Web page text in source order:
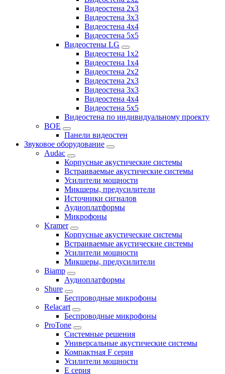
Видеостена 2х3
Видеостена 3x3
Видеостена 4x4
Видеостена 5x5
Видеостены LG
Видеостена 1x2
Видеостена 1x4
Видеостена 2x2
Видеостена 2x3
Видеостена 3x3
Видеостена 4x4
Видеостена 5x5
Видеостена по индивидуальному проекту
BOE
Панели видеостен
Звуковое оборудование
Audac
Корпусные акустические системы
Встраиваемые акустические системы
Усилители мощности
Микшеры, предусилители
Источники сигналов
Аудиоплатформы
Микрофоны
Kramer
Корпусные акустические системы
Встраиваемые акустические системы
Усилители мощности
Микшеры, предусилители
Biamp
Аудиоплатформы
Shure
Беспроводные микрофоны
Relacart
Беспроводные микрофоны
ProTone
Системные решения
Универсальные акустические системы
Компактная F серия
Усилители мощности
E серия